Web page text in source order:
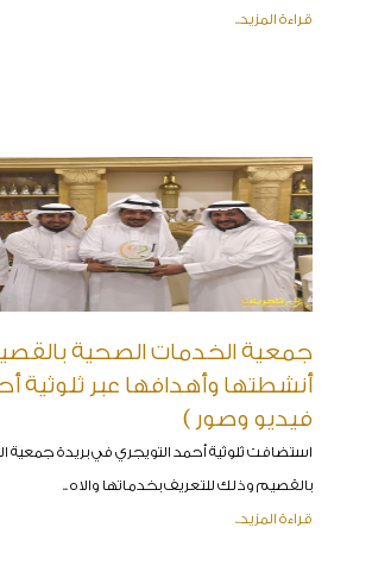
قراءة المزيد..
جمعية الخدمات الصحية
أنشطتها وأهدافها عبر ثلوثية
فيديو وصور )
استضافت ثلوثية أحمد التويجري في بريدة جمعية
بالقصيم وذلك للتعريف بخدماتها والاه ..
قراءة المزيد..